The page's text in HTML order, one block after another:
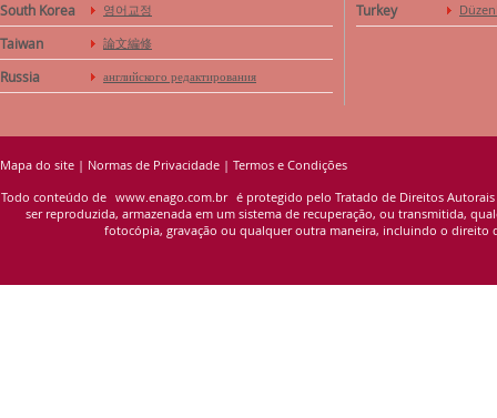
South Korea 영어교정
Taiwan 論文編修
Russia английского редактирования
Turkey
Mapa do site | Normas de Privacidade | Termos e Condições
Todo conteúdo de www.enago.com.br é protegido pelo Tratado de Direitos
ser reproduzida, armazenada em um sistema de recuperação, ou transmitida,
fotocópia, gravação ou qualquer outra maneira, incluindo o direito